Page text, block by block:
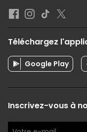
Téléchargez
Google Play
Inscrivez-vous à